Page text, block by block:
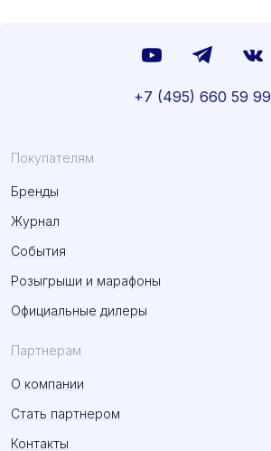
Покупателям
Бренды
Журнал
События
Розыгрыши и марафоны
Официальные дилеры
Партнерам
О компании
Стать партнером
Контакты
+7 (495) 660 59 99